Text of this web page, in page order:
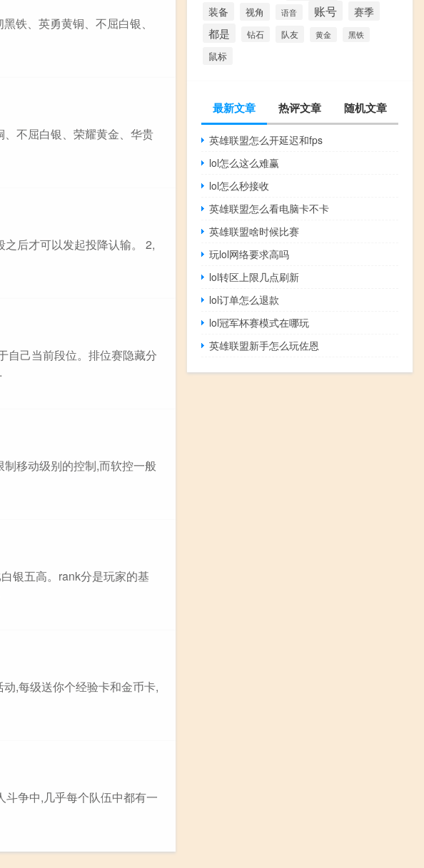
铁、英勇黄铜、不屈白银、
不屈白银、荣耀黄金、华贵
后才可以发起投降认输。 2,
自己当前段位。排位赛隐藏分
移动级别的控制,而软控一般
银五高。rank分是玩家的基
,每级送你个经验卡和金币卡,
争中,几乎每个队伍中都有一
装备 视角 语音 账号
赛季
都是
钻石 队友 黄金 黑铁
鼠标
最新文章 热评文章 随机文章
英雄联盟怎么开延迟和fps
lol怎么这么难赢
lol怎么秒接收
英雄联盟怎么看电脑卡不卡
英雄联盟啥时候比赛
玩lol网络要求高吗
lol转区上限几点刷新
lol订单怎么退款
lol冠军杯赛模式在哪玩
英雄联盟新手怎么玩佐恩